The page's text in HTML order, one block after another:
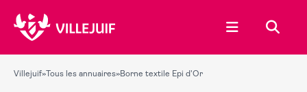
Ouvrir le
Villejuif» Tous les annuaires»Borne textile Epi d'Or